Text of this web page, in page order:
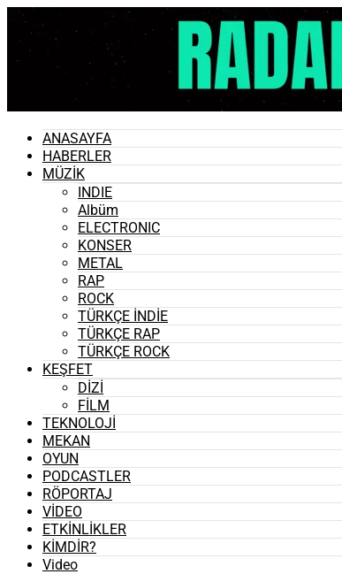
ANASAYFA
HABERLER
MÜZİK
INDIE
Albüm
ELECTRONIC
KONSER
METAL
RAP
ROCK
TÜRKÇE İNDİE
TÜRKÇE RAP
TÜRKÇE ROCK
KEŞFET
DİZİ
FİLM
TEKNOLOJİ
MEKAN
OYUN
PODCASTLER
RÖPORTAJ
VİDEO
ETKİNLİKLER
KİMDİR?
Video